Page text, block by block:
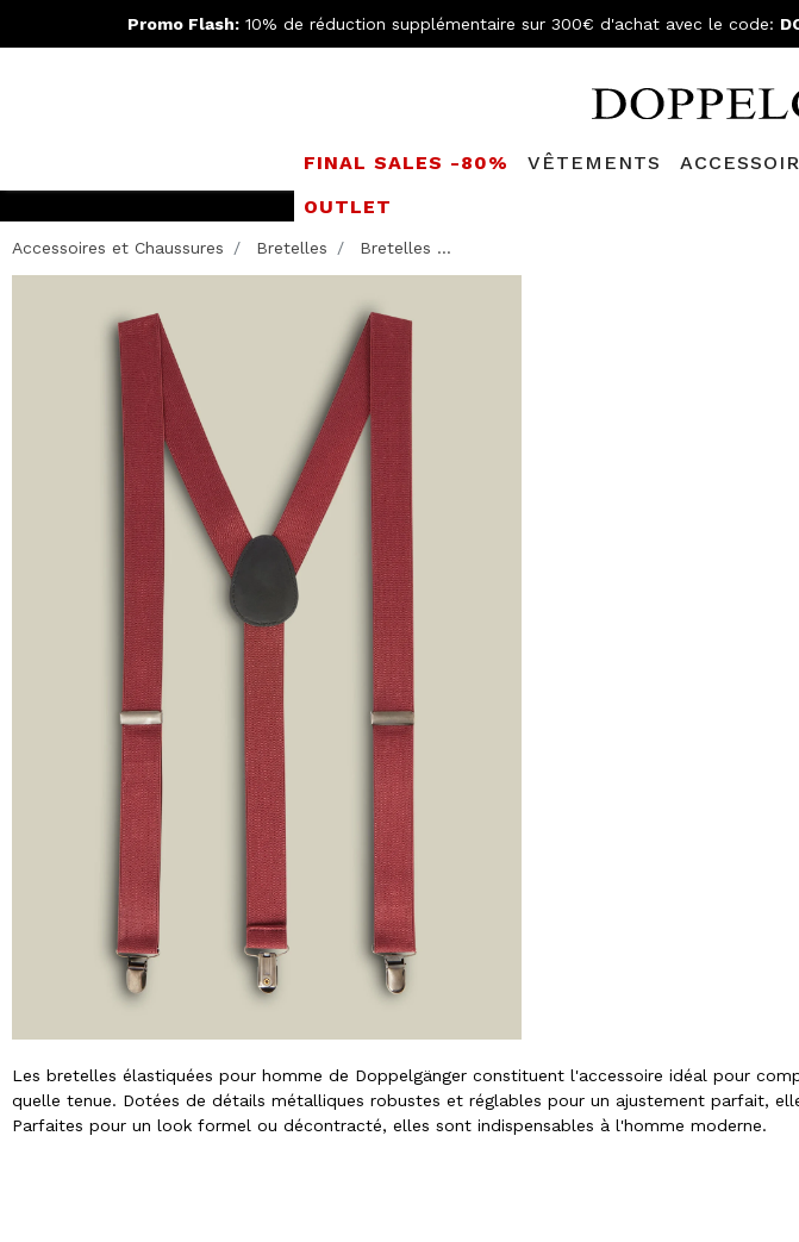
Promo Flash: 10% de réduction supplémentaire sur 300€ d'achat avec le code:
FINAL SALES -80% VÊTEMENTS
OUTLET
Accessoires et Chaussures Bretelles Bretelles ...
Les bretelles élastiquées pour homme de Doppelgänger constituent l'accessoire idéal pour
quelle tenue. Dotées de détails métalliques robustes et réglables pour un ajustement parfait,
Parfaites pour un look formel ou décontracté, elles sont indispensables à l'homme moderne.